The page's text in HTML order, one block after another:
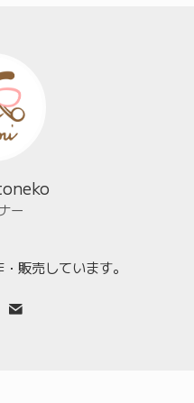
ー
販売しています。